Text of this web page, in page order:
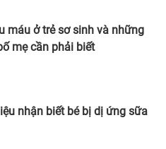
máu ở trẻ sơ sinh và những
mẹ cần phải biết
nhận biết bé bị dị ứng sữa